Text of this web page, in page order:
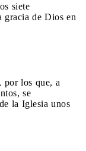
siete
gracia de Dios en
por los que, a
se
la Iglesia unos